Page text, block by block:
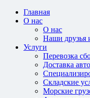
Главная
О нас
О нас
Наши друзья
Услуги
Перевозка
Доставка
Складские
Морские